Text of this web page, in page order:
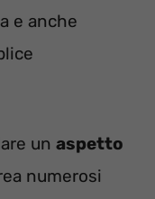
e anche
un aspetto
numerosi